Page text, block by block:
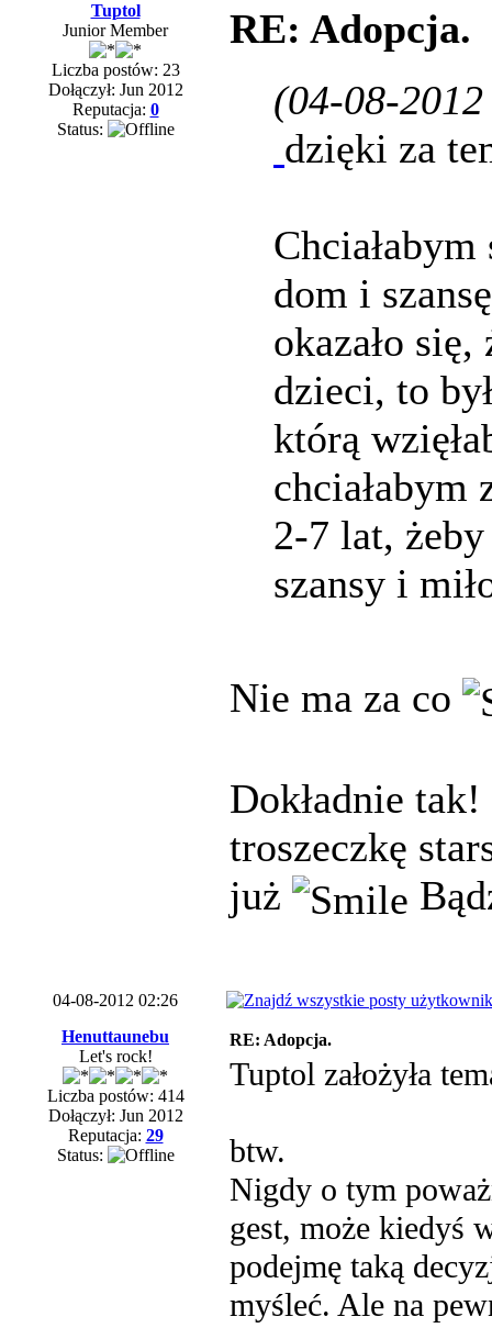
Tuptol
Junior Member
Liczba postów: 23
Dołączył: Jun 2012
Reputacja: 0
Status:
RE: Adopcja.
(04-08-
dzięki za
dom i
okazało
dzieci, to
którą
chciałabym
2-7 lat,
szansy i
Nie ma za co
Dokładnie
troszeczkę
już
04-08-2012 02:26
Henuttaunebu
Let's rock!
Liczba postów: 414
Dołączył: Jun 2012
Reputacja: 29
Status:
RE: Adopcja.
Tuptol założyła
btw.
Nigdy o tym
gest, może kiedyś
podejmę taką
myśleć. Ale na